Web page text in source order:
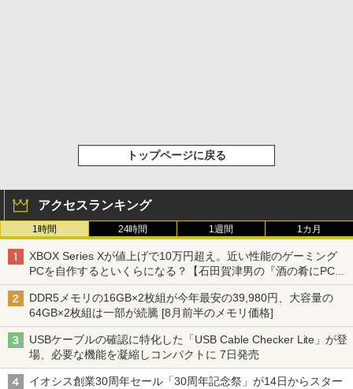
トップページに戻る
アクセスランキング
1時間 24時間 1週間 1カ月
XBOX Series Xが値上げで10万円超え。近い性能のゲーミング
PCを自作するといくらになる？【石田賀津男の『酒の肴にPCゲ
ーム』】
DDR5メモリの16GB×2枚組が今年最安の39,980円、大容量の
64GB×2枚組は一部が続騰 [8月前半のメモリ価格]
USBケーブルの確認に特化した「USB Cable Checker Lite」が登
場、必要な機能を凝縮しコンパクトに 7日発売
イオシス創業30周年セール「30周年記念祭」が14日からスター